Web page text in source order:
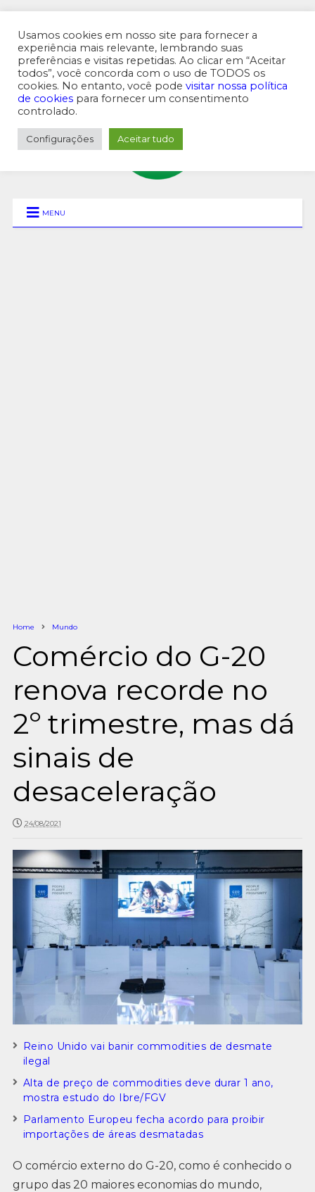
MENU SUPERIOR
MENU
Home Mundo
Comércio do G-20
renova recorde no
2º trimestre, mas dá
sinais de
desaceleração
24/08/2021
Reino Unido vai banir commodities de desmate
ilegal
Alta de preço de commodities deve durar 1 ano,
mostra estudo do Ibre/FGV
Parlamento Europeu fecha acordo para proibir
importações de áreas desmatadas
O comércio externo do G-20, como é conhecido o
grupo das 20 maiores economias do mundo,
Usamos cookies em nosso site para fornecer a
experiência mais relevante, lembrando suas
preferências e visitas repetidas. Ao clicar em “Aceitar
todos”, você concorda com o uso de TODOS os
cookies. No entanto, você pode visitar nossa política
de cookies para fornecer um consentimento
controlado.
Configurações Aceitar tudo